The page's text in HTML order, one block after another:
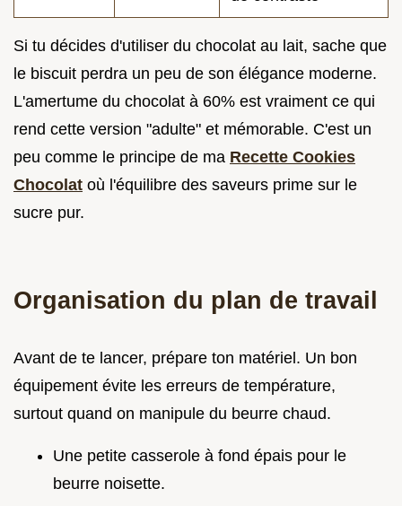
Si tu décides d'utiliser du chocolat au lait, sache que
le biscuit perdra un peu de son élégance moderne.
L'amertume du chocolat à 60% est vraiment ce qui
rend cette version "adulte" et mémorable. C'est un
peu comme le principe de ma Recette Cookies
Chocolat où l'équilibre des saveurs prime sur le
sucre pur.
Organisation du plan de travail
Avant de te lancer, prépare ton matériel. Un bon
équipement évite les erreurs de température,
surtout quand on manipule du beurre chaud.
Une petite casserole à fond épais pour le
beurre noisette.